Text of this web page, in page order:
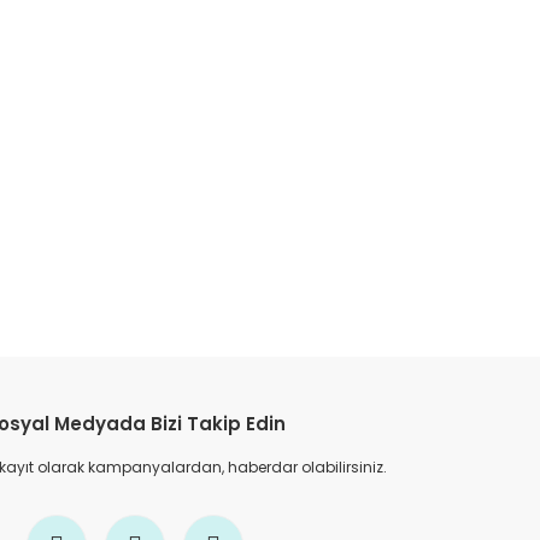
Medyada Bizi Takip Edin
olarak kampanyalardan, haberdar olabilirsiniz.